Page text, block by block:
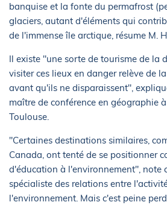
banquise et la fonte du permafrost
glaciers, autant d'éléments qui
de l'immense île arctique, résume M.
Il existe "une sorte de tourisme de la
visiter ces lieux en danger relève de
avant qu'ils ne disparaissent",
maître de conférence en géographie
Toulouse.
"Certaines destinations similaires,
Canada, ont tenté de se positionner
d'éducation à l'environnement", note
spécialiste des relations entre
l'environnement. Mais c'est peine